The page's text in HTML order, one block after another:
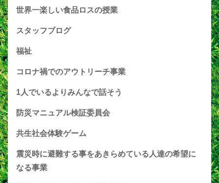
世界一楽しい食品ロスの授業
スタッフブログ
福祉
コロナ禍でのアウトリーチ事業
1人でいるよりみんなで話そう
防災マニュアル検証委員会
共生社会体験ゲーム
震災時に避難する事をあきらめている人達の希望に
なる事業